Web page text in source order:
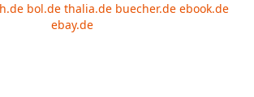
bol.de thalia.de buecher.de ebook.de
ebay.de